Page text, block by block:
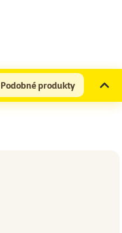
Podobné produkty